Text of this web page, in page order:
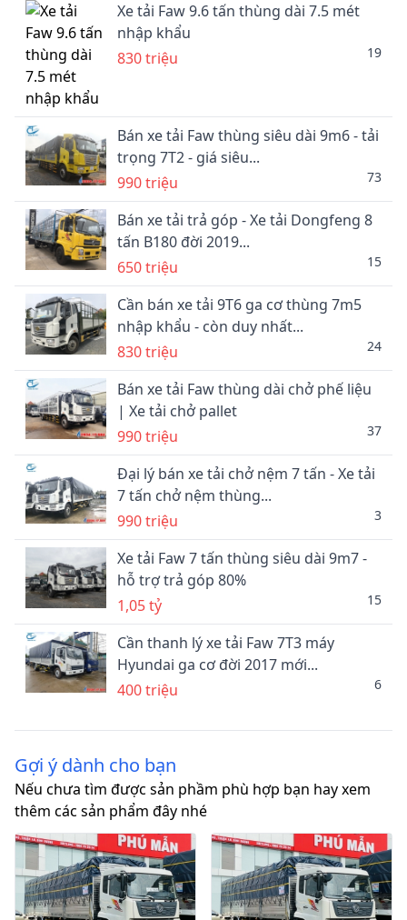
Xe tải Faw 9.6 tấn thùng dài 7.5 mét
nhập khẩu
830 triệu
19
Bán xe tải Faw thùng siêu dài 9m6 - tải
trọng 7T2 - giá siêu...
990 triệu
73
Bán xe tải trả góp - Xe tải Dongfeng 8
tấn B180 đời 2019...
650 triệu
15
Cần bán xe tải 9T6 ga cơ thùng 7m5
nhập khẩu - còn duy nhất...
830 triệu
24
Bán xe tải Faw thùng dài chở phế liệu
| Xe tải chở pallet
990 triệu
37
Đại lý bán xe tải chở nệm 7 tấn - Xe tải
7 tấn chở nệm thùng...
990 triệu
3
Xe tải Faw 7 tấn thùng siêu dài 9m7 -
hỗ trợ trả góp 80%
1,05 tỷ
15
Cần thanh lý xe tải Faw 7T3 máy
Hyundai ga cơ đời 2017 mới...
400 triệu
6
Gợi ý dành cho bạn
Nếu chưa tìm được sản phầm phù hợp bạn hay xem
thêm các sản phẩm đây nhé